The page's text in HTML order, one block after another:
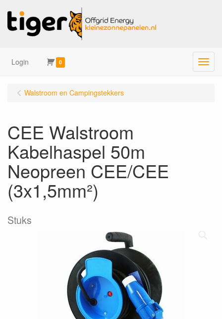
Login 0 Menu
Walstroom en Campingstekkers
CEE Walstroom
Kabelhaspel 50m
Neopreen CEE/CEE
(3x1,5mm²)
Stuks